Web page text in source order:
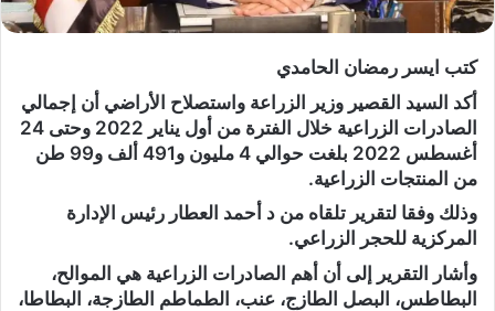
كتب ايسر رمضان الحامدي
أكد السيد القصير وزير الزراعة واستصلاح الأراضي أن إجمالي
الصادرات الزراعية خلال الفترة من أول يناير 2022 وحتى 24
أغسطس 2022 بلغت حوالي 4 مليون و491 ألف و99 طن
من المنتجات الزراعية.
وذلك وفقا لتقرير تلقاه من د أحمد العطار رئيس الإدارة
المركزية للحجر الزراعي.
وأشار التقرير إلى أن أهم الصادرات الزراعية هي الموالح،
البطاطس، البصل الطازج، عنب، الطماطم الطازجة، البطاطا،